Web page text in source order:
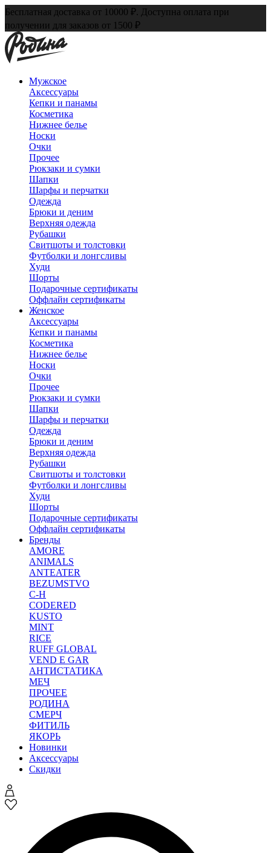
Бесплатная доставка от 10000 ₽. Доступна оплата при
получении для заказов от 1500 ₽
Мужское
Аксессуары
Кепки и панамы
Косметика
Нижнее белье
Носки
Очки
Прочее
Рюкзаки и сумки
Шапки
Шарфы и перчатки
Одежда
Брюки и деним
Верхняя одежда
Рубашки
Свитшоты и толстовки
Футболки и лонгсливы
Худи
Шорты
Подарочные сертификаты
Оффлайн сертификаты
Женское
Аксессуары
Кепки и панамы
Косметика
Нижнее белье
Носки
Очки
Прочее
Рюкзаки и сумки
Шапки
Шарфы и перчатки
Одежда
Брюки и деним
Верхняя одежда
Рубашки
Свитшоты и толстовки
Футболки и лонгсливы
Худи
Шорты
Подарочные сертификаты
Оффлайн сертификаты
Бренды
AMORE
ANIMALS
ANTEATER
BEZUMSTVO
C-H
CODERED
KUSTO
MINT
RICE
RUFF GLOBAL
VEND E GAR
АНТИСТАТИКА
МЕЧ
ПРОЧЕЕ
РОДИНА
СМЕРЧ
ФИТИЛЬ
ЯКОРЬ
Новинки
Аксессуары
Скидки